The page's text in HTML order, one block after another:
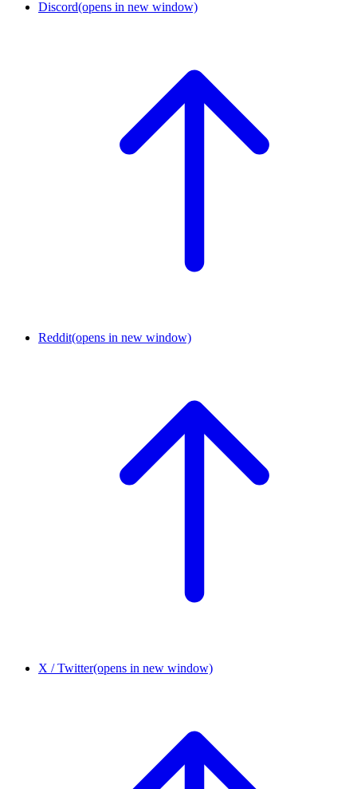
Discord(opens in new window)
Reddit(opens in new window)
X / Twitter(opens in new window)